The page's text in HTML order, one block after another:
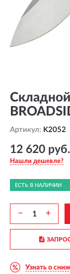
Артикул: K2052
12 620 руб.
Нашли дешевле?
ЕСТЬ В НАЛИЧИИ
− +
Узнать о